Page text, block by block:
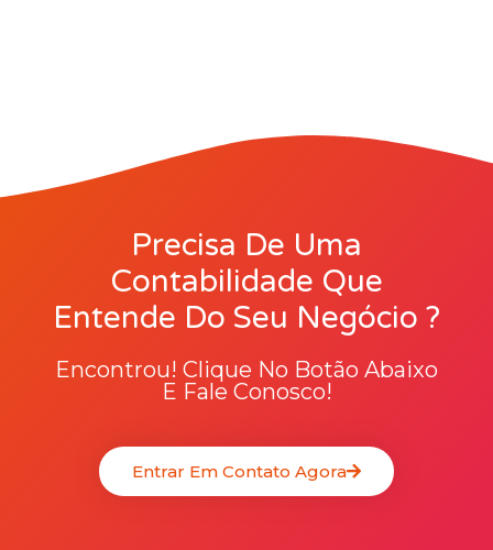
Precisa De Uma
Contabilidade Que
Entende Do Seu Negócio ?
Encontrou! Clique No Botão Abaixo
E Fale Conosco!
Entrar Em Contato Agora